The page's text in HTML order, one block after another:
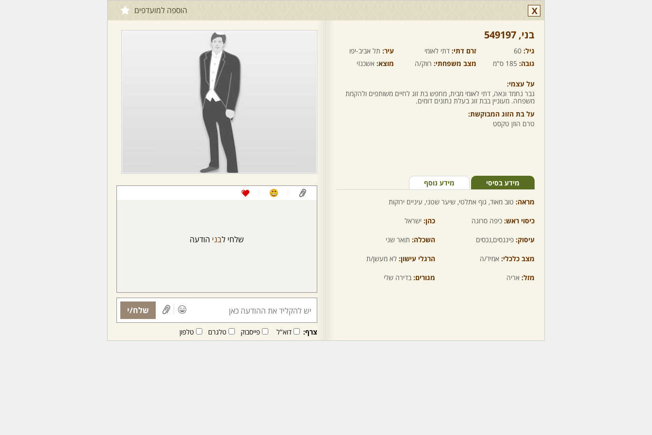
X הוספה למועדפים
בני,‏ 549197
גיל: 60 זרם דתי: דתי לאומי עיר: תל אביב-יפו
גובה: 185 ס"מ מצב משפחתי: רווק/ה מוצא: אשכנזי
על עצמי:
גבר נחמד ונאה, דתי לאומי מבית, מחפש בת זוג לחיים משותפים ולהקמת
משפחה. מעוניין בבת זוג בעלת נתונים דומים.
על בת הזוג המבוקשת:
טרם הוזן טקסט
מידע בסיסי מידע נוסף
מראה: טוב מאוד, גוף אתלטי, שיער שטני, עיניים ירוקות
כיסוי ראש: כיפה סרוגה כהן: ישראל
עיסוק: פיננסים,נכסים השכלה: תואר שני
מצב כלכלי: אמיד/ה הרגלי עישון: לא מעשן/ת
מזל: אריה מגורים: בדירה שלי
שלחי לבני הודעה
שלח/י
צרף: דוא"ל פייסבוק טלגרם טלפון